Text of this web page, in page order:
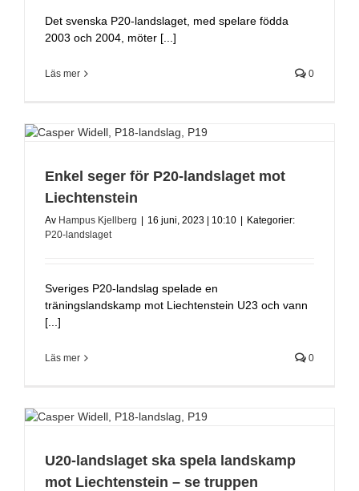
Det svenska P20-landslaget, med spelare födda
2003 och 2004, möter [...]
Läs mer 0
Enkel seger för P20-landslaget mot
Liechtenstein
Av Hampus Kjellberg 16 juni, 2023 | 10:10
Kategorier:
P20-landslaget
Sveriges P20-landslag spelade en
träningslandskamp mot Liechtenstein U23 och vann
[...]
Läs mer 0
U20-landslaget ska spela landskamp
mot Liechtenstein – se truppen